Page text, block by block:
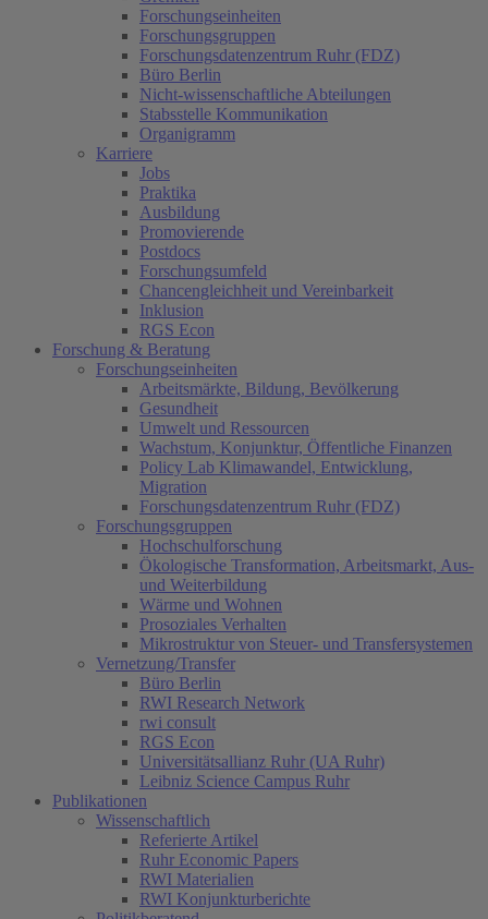
Forschungseinheiten
Forschungsgruppen
Forschungsdatenzentrum Ruhr (FDZ)
Büro Berlin
Nicht-wissenschaftliche Abteilungen
Stabsstelle Kommunikation
Organigramm
Karriere
Jobs
Praktika
Ausbildung
Promovierende
Postdocs
Forschungsumfeld
Chancengleichheit und Vereinbarkeit
Inklusion
RGS Econ
Forschung & Beratung
Forschungseinheiten
Arbeitsmärkte, Bildung, Bevölkerung
Gesundheit
Umwelt und Ressourcen
Wachstum, Konjunktur, Öffentliche Finanzen
Policy Lab Klimawandel, Entwicklung,
Migration
Forschungsdatenzentrum Ruhr (FDZ)
Forschungsgruppen
Hochschulforschung
Ökologische Transformation, Arbeitsmarkt, Aus-
und Weiterbildung
Wärme und Wohnen
Prosoziales Verhalten
Mikrostruktur von Steuer- und Transfersystemen
Vernetzung/Transfer
Büro Berlin
RWI Research Network
rwi consult
RGS Econ
Universitätsallianz Ruhr (UA Ruhr)
Leibniz Science Campus Ruhr
Publikationen
Wissenschaftlich
Referierte Artikel
Ruhr Economic Papers
RWI Materialien
RWI Konjunkturberichte